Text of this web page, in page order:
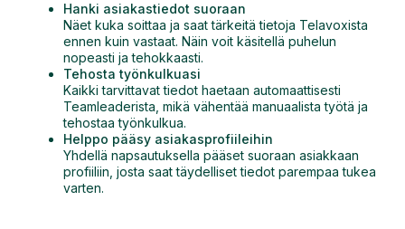
Hanki asiakastiedot suoraan
Näet kuka soittaa ja saat tärkeitä tietoja Telavoxista
ennen kuin vastaat. Näin voit käsitellä puhelun
nopeasti ja tehokkaasti.
Tehosta työnkulkuasi
Kaikki tarvittavat tiedot haetaan automaattisesti
Teamleaderista, mikä vähentää manuaalista työtä ja
tehostaa työnkulkua.
Helppo pääsy asiakasprofiileihin
Yhdellä napsautuksella pääset suoraan asiakkaan
profiiliin, josta saat täydelliset tiedot parempaa tukea
varten.